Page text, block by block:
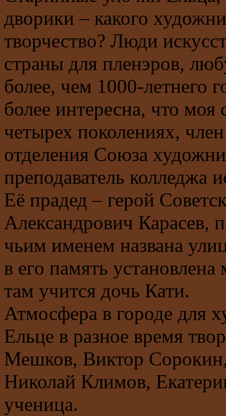
дворики – какого
творчество? Люди
страны для пленэров,
более, чем 1000-летнего
более интересна, что моя
четырех поколениях,
отделения Союза
преподаватель колледжа
Её прадед – герой
Александрович Карасев,
чьим именем названа
в его память
там учится дочь Кати.
Атмосфера в городе для
Ельце в разное время
Мешков, Виктор
Николай Климов,
ученица.